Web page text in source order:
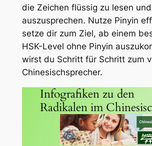
die Zeichen flüssig zu lesen und
auszusprechen. Nutze Pinyin
setze dir zum Ziel, ab einem
HSK-Level ohne Pinyin
wirst du Schritt für Schritt zum
Chinesischsprecher.
Infografiken zu den
Radikalen im